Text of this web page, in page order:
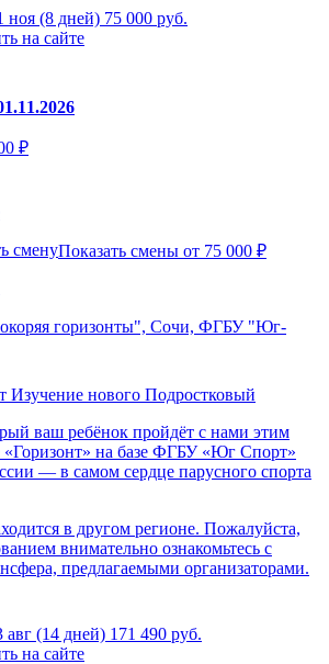
ноя (8 дней) 75 000 руб.
на сайте
₽
сменуПоказать смены от 75 000 ₽
горизонты", Сочи, ФГБУ "Юг-
Изучение нового Подростковый
ваш ребёнок пройдёт с нами этим
«Горизонт» на базе ФГБУ «Юг Спорт»
— в самом сердце парусного спорта
в другом регионе. Пожалуйста,
внимательно ознакомьтесь с
предлагаемыми организаторами.
авг (14 дней) 171 490 руб.
на сайте